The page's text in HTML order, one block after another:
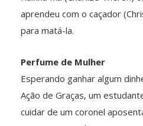
aprendeu com o caçador
para matá-la.
Perfume de Mulher
Esperando ganhar algum
Ação de Graças, um
cuidar de um coronel